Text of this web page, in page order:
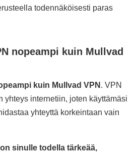
todennäköisesti paras
nopeampi kuin Mullvad
kuin Mullvad VPN . VPN
yhteys internetiin, joten käyttämäsi
yhteyttä korkeintaan vain
sinulle todella tärkeää,